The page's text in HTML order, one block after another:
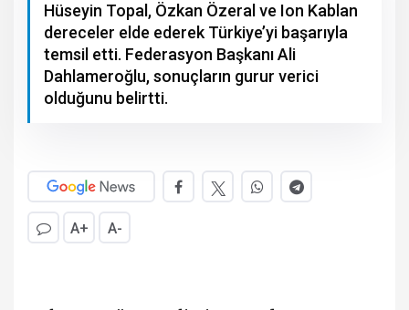
Hüseyin Topal, Özkan Özeral ve Ion Kablan
dereceler elde ederek Türkiye’yi başarıyla
temsil etti. Federasyon Başkanı Ali
Dahlameroğlu, sonuçların gurur verici
olduğunu belirtti.
A+ A-